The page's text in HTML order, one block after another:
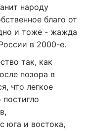
народу
благо от
и тоже - жажда
в 2000-е.
так, как
позора в
что легкое
юга и востока,